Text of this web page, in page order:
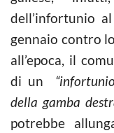
dell’infortunio
gennaio contro
all’epoca, il
di un
della gamba
potrebbe